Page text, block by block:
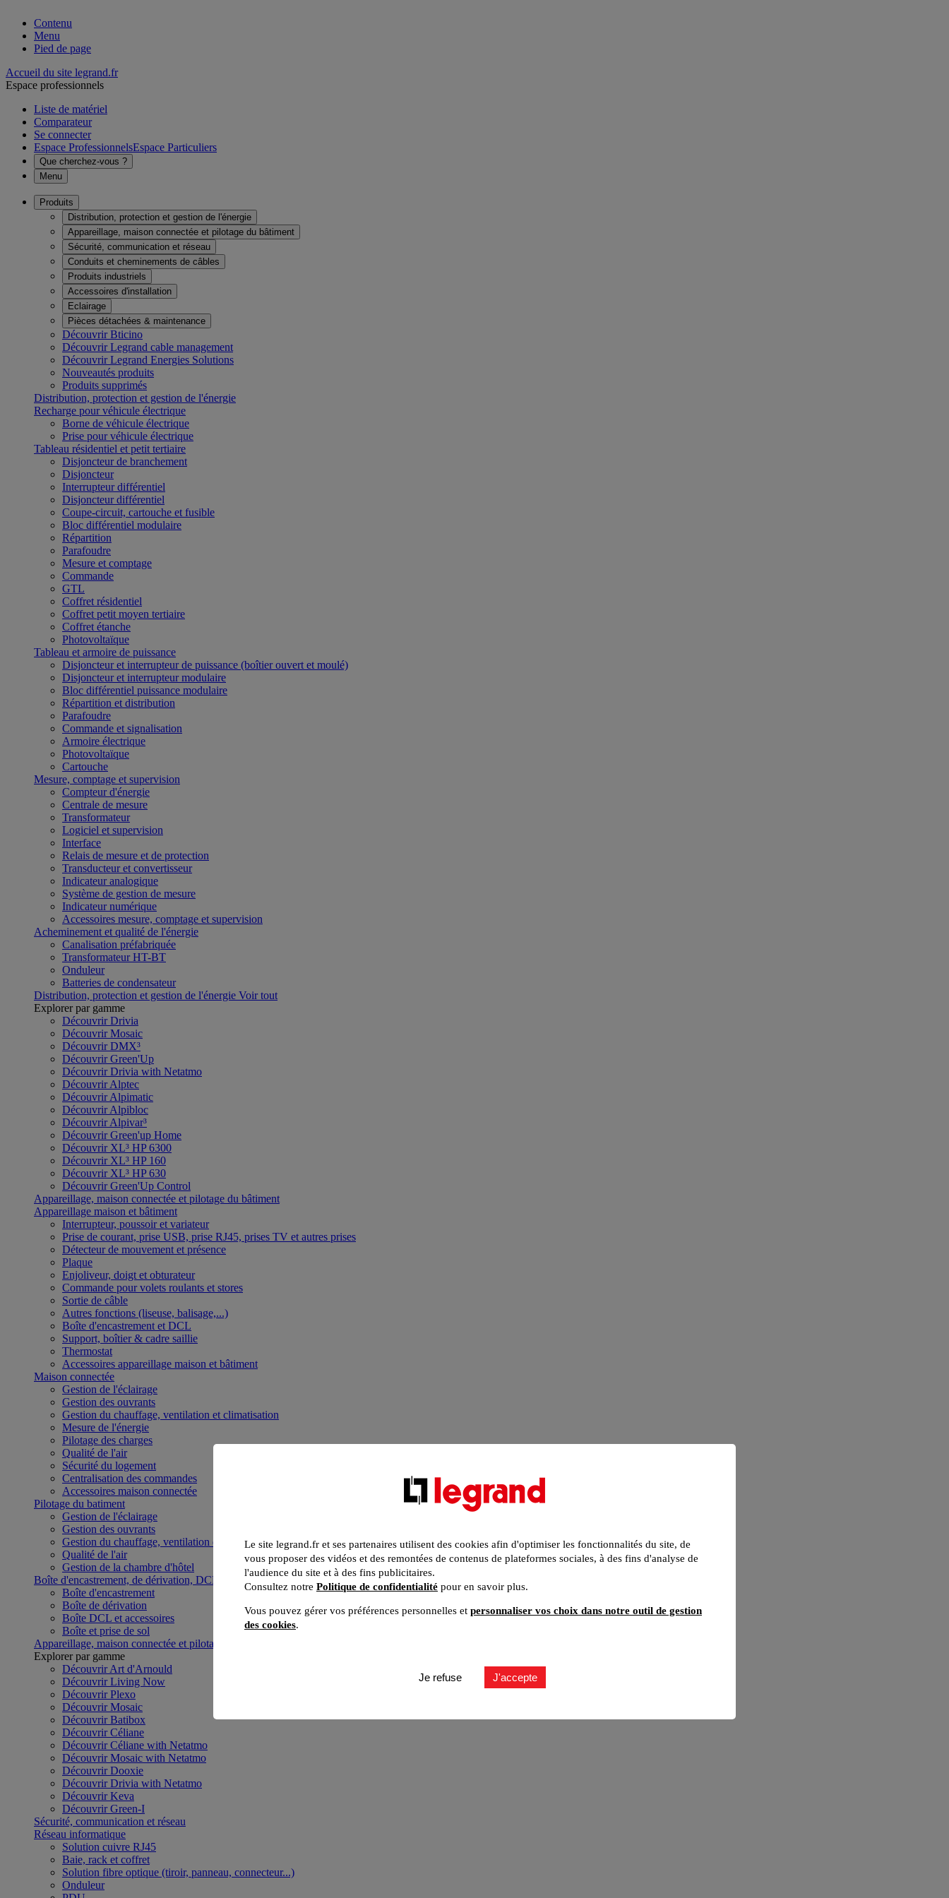
Contenu
Menu
Pied de page
Accueil du site legrand.fr
Espace professionnels
Liste de matériel
Comparateur
Se connecter
Espace ProfessionnelsEspace Particuliers
Que cherchez-vous ?
Menu
Produits
Distribution, protection et gestion de l'énergie
Appareillage, maison connectée et pilotage du bâtiment
Sécurité, communication et réseau
Conduits et cheminements de câbles
Produits industriels
Accessoires d'installation
Eclairage
Pièces détachées & maintenance
Découvrir Bticino
Découvrir Legrand cable management
Découvrir Legrand Energies Solutions
Nouveautés produits
Produits supprimés
Distribution, protection et gestion de l'énergie
Recharge pour véhicule électrique
Borne de véhicule électrique
Prise pour véhicule électrique
Tableau résidentiel et petit tertiaire
Disjoncteur de branchement
Disjoncteur
Interrupteur différentiel
Disjoncteur différentiel
Coupe-circuit, cartouche et fusible
Bloc différentiel modulaire
Répartition
Parafoudre
Mesure et comptage
Commande
GTL
Coffret résidentiel
Coffret petit moyen tertiaire
Coffret étanche
Photovoltaïque
Tableau et armoire de puissance
Disjoncteur et interrupteur de puissance (boîtier ouvert et moulé)
Disjoncteur et interrupteur modulaire
Bloc différentiel puissance modulaire
Répartition et distribution
Parafoudre
Commande et signalisation
Armoire électrique
Photovoltaïque
Cartouche
Mesure, comptage et supervision
Compteur d'énergie
Centrale de mesure
Transformateur
Logiciel et supervision
Interface
Relais de mesure et de protection
Transducteur et convertisseur
Indicateur analogique
Système de gestion de mesure
Indicateur numérique
Accessoires mesure, comptage et supervision
Acheminement et qualité de l'énergie
Canalisation préfabriquée
Transformateur HT-BT
Onduleur
Batteries de condensateur
Distribution, protection et gestion de l'énergie Voir tout
Explorer par gamme
Découvrir Drivia
Découvrir Mosaic
Découvrir DMX³
Découvrir Green'Up
Découvrir Drivia with Netatmo
Découvrir Alptec
Découvrir Alpimatic
Découvrir Alpibloc
Découvrir Alpivar³
Découvrir Green'up Home
Découvrir XL³ HP 6300
Découvrir XL³ HP 160
Découvrir XL³ HP 630
Découvrir Green'Up Control
Appareillage, maison connectée et pilotage du bâtiment
Appareillage maison et bâtiment
Interrupteur, poussoir et variateur
Prise de courant, prise USB, prise RJ45, prises TV et autres prises
Détecteur de mouvement et présence
Plaque
Enjoliveur, doigt et obturateur
Commande pour volets roulants et stores
Sortie de câble
Autres fonctions (liseuse, balisage,...)
Boîte d'encastrement et DCL
Support, boîtier & cadre saillie
Thermostat
Accessoires appareillage maison et bâtiment
Maison connectée
Gestion de l'éclairage
Gestion des ouvrants
Gestion du chauffage, ventilation et climatisation
Mesure de l'énergie
Pilotage des charges
Qualité de l'air
Sécurité du logement
Centralisation des commandes
Accessoires maison connectée
Pilotage du batiment
Gestion de l'éclairage
Gestion des ouvrants
Gestion du chauffage, ventilation et climatisation
Qualité de l'air
Gestion de la chambre d'hôtel
Boîte d'encastrement, de dérivation, DCL et boîte de sol
Boîte d'encastrement
Boîte de dérivation
Boîte DCL et accessoires
Boîte et prise de sol
Appareillage, maison connectée et pilotage du bâtiment
Explorer par gamme
Découvrir Art d'Arnould
Découvrir Living Now
Découvrir Plexo
Découvrir Mosaic
Découvrir Batibox
Découvrir Céliane
Découvrir Céliane with Netatmo
Découvrir Mosaic with Netatmo
Découvrir Dooxie
Découvrir Drivia with Netatmo
Découvrir Keva
Découvrir Green-I
Sécurité, communication et réseau
Réseau informatique
Solution cuivre RJ45
Baie, rack et coffret
Solution fibre optique (tiroir, panneau, connecteur...)
Onduleur
Le site legrand.fr et ses partenaires utilisent des cookies afin d'optimiser les fonctionnalités du site, de
vous proposer des vidéos et des remontées de contenus de plateformes sociales, à des fins d'analyse de
l'audience du site et à des fins publicitaires.
Consultez notre Politique de confidentialité pour en savoir plus.
Vous pouvez gérer vos préférences personnelles et personnaliser vos choix dans notre outil de gestion
des cookies.
Je refuse J'accepte